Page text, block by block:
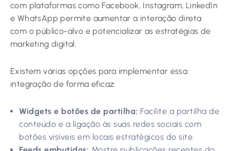
com plataformas como Facebook, Instagram, LinkedIn
e WhatsApp permite aumentar a interação direta
com o público-alvo e potencializar as estratégias de
marketing digital.
Existem várias opções para implementar essa
integração de forma eficaz:
Widgets e botões de partilha: Facilite a partilha de
conteúdo e a ligação às suas redes sociais com
botões visíveis em locais estratégicos do site.